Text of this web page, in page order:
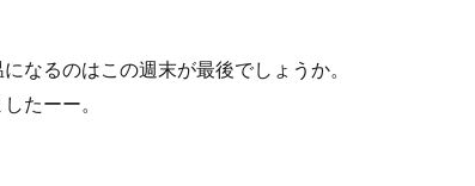
なるのはこの週末が最後でしょうか。
たーー。